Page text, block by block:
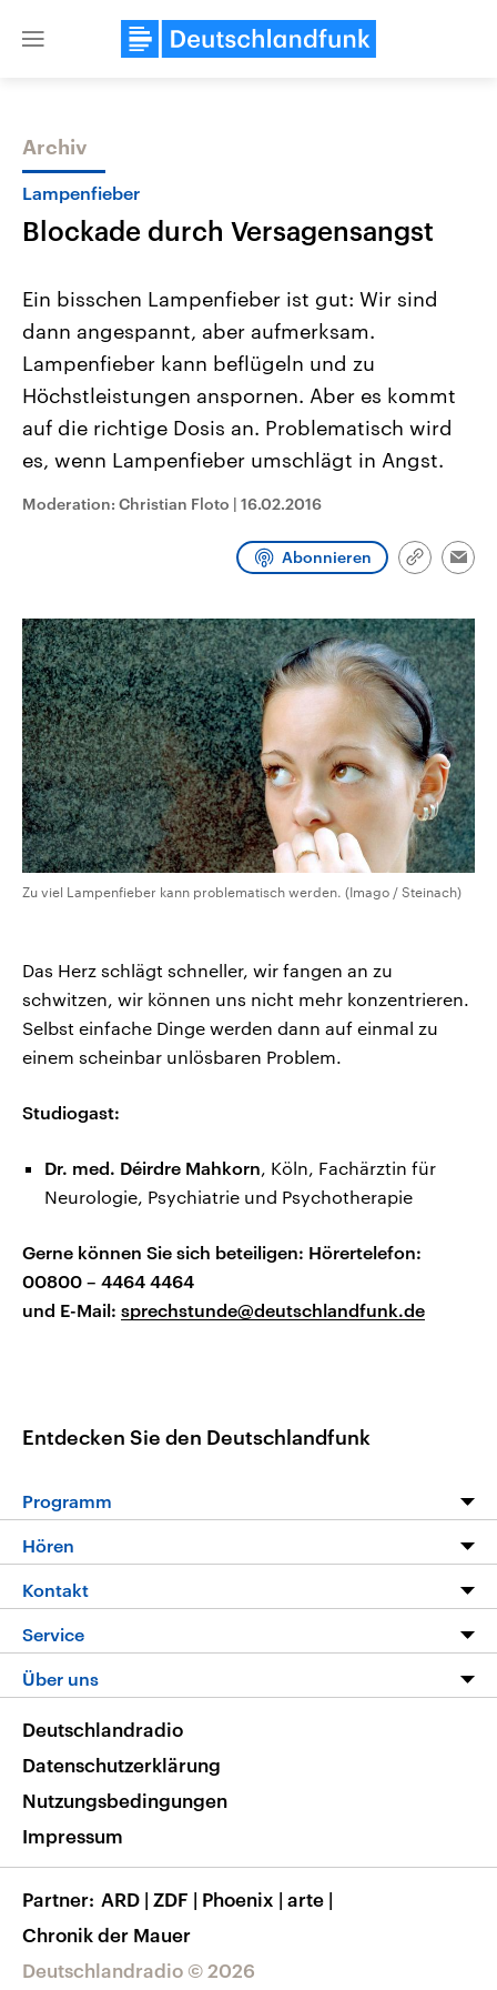
Close
Themen
USA
Aktuelle Beiträge, Analysen und
Hintergründe
Wirtschaftlich und militärisch
gehören die Vereinigten Staaten zu
den mächtigsten Ländern der Erde,
mit großem Einfluss auf das
aktuelle Weltgeschehen.
Nahostkonflikt
Aktuelle Lage und
Der Überfall der
Terrororganisation Hamas
Oktober 2023 auf Israel
Region wieder die
Diese wird wie die
Programm Podcasts
Audio-Archiv
Archiv
Lampenfieber
Blockade durch Versagensangst
Ein bisschen Lampenfieber ist gut: Wir sind
dann angespannt, aber aufmerksam.
Lampenfieber kann beflügeln und zu
Höchstleistungen anspornen. Aber es kommt
auf die richtige Dosis an. Problematisch wird
es, wenn Lampenfieber umschlägt in Angst.
Moderation: Christian Floto | 16.02.2016
Abonnieren
Link
Zu viel Lampenfieber kann problematisch werden. (Imago / Steinach)
Das Herz schlägt schneller, wir fangen an zu
schwitzen, wir können uns nicht mehr konzentrieren.
Selbst einfache Dinge werden dann auf einmal zu
einem scheinbar unlösbaren Problem.
Studiogast:
Dr. med. Déirdre Mahkorn, Köln, Fachärztin für
Neurologie, Psychiatrie und Psychotherapie
Gerne können Sie sich beteiligen: Hörertelefon:
00800 – 4464 4464
und E-Mail: sprechstunde@deutschlandfunk.de
Entdecken Sie den Deutschlandfunk
Programm
Programm
Die Nachrichten
Nachrichtenleicht
Neue Beiträge auf dlf.de
Hören
Livestream
Podcasts
Deutschlandfunk App
Nachrichten App
Frequenzen
Kontakt
Hörerservice
Service
FAQ
Veranstaltungen
Musikliste
RSS
Über uns
Barrierefreiheit
Deutschlandradio © 2026
Deutschlandradio
Datenschutzerklärung
Nutzungsbedingungen
Impressum
Partner ARD | ZDF | Phoenix | arte |
Chronik der Mauer